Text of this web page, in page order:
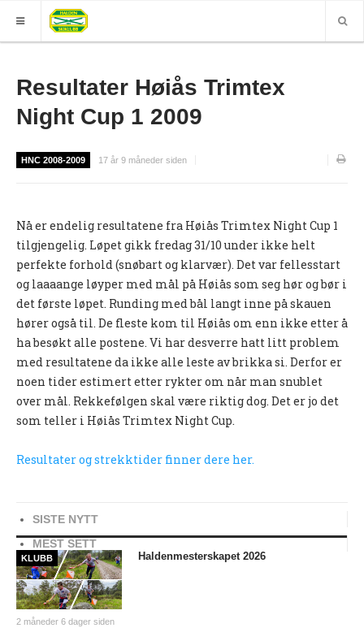
GRUPPER
Nyheter (World of O)
Sesongplan
Løpe for Halden SK?
Løpergruppe
Join Halden?
Støtteapparat
UFO (2.-10. KLASSE)
Nyheter
BREDDE
Ny på o-løp?
Nyheter
Resultater Høiås Trimtex
Night Cup 1 2009
HNC 2008-2009 17 år 9 måneder siden
Nå er endelig resultatene fra Høiås Trimtex Night Cup 1
tilgjengelig. Løpet gikk fredag 31/10 under ikke helt
perfekte forhold (snøbart og klarvær). Det var fellesstart
og laaaange løyper med mål på Høiås som seg hør og bør i
det første løpet. Runding med bål langt inne på skauen
hører også til. De fleste kom til Høiås om enn ikke etter å
ha besøkt alle postene. Vi har desverre hatt litt problem
med resultatene da ikke alle leste av brikka si. Derfor er
noen tider estimert etter rykter om når man snublet
over mål. Rekkefølgen skal være riktig dog. Det er jo det
som teller i Høiås Trimtex Night Cup.
Resultater og strekktider finner dere her.
SISTE NYTT
MEST SETT
KLUBB
2 måneder 6 dager siden
Haldenmesterskapet 2026